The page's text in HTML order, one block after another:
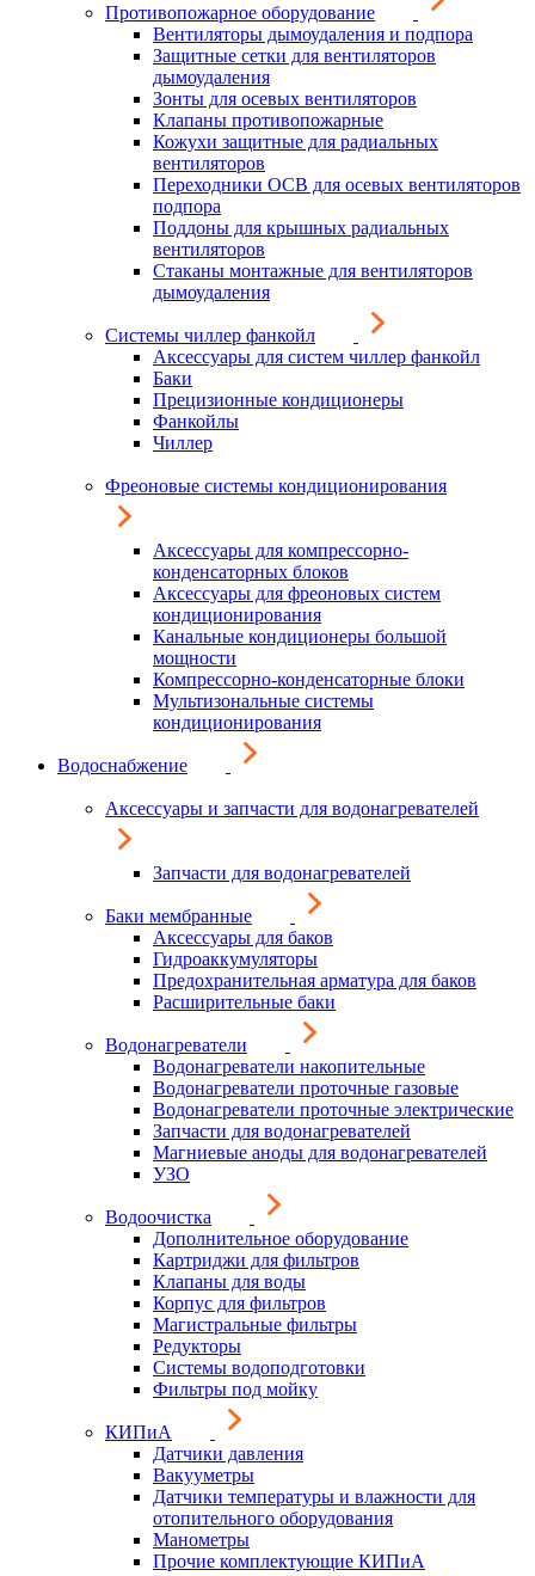
Противопожарное оборудование
Вентиляторы дымоудаления и подпора
Защитные сетки для вентиляторов
дымоудаления
Зонты для осевых вентиляторов
Клапаны противопожарные
Кожухи защитные для радиальных
вентиляторов
Переходники ОСВ для осевых вентиляторов
подпора
Поддоны для крышных радиальных
вентиляторов
Стаканы монтажные для вентиляторов
дымоудаления
Системы чиллер фанкойл
Аксессуары для систем чиллер фанкойл
Баки
Прецизионные кондиционеры
Фанкойлы
Чиллер
Фреоновые системы кондиционирования
Аксессуары для компрессорно-
конденсаторных блоков
Аксессуары для фреоновых систем
кондиционирования
Канальные кондиционеры большой
мощности
Компрессорно-конденсаторные блоки
Мультизональные системы
кондиционирования
Водоснабжение
Аксессуары и запчасти для водонагревателей
Запчасти для водонагревателей
Баки мембранные
Аксессуары для баков
Гидроаккумуляторы
Предохранительная арматура для баков
Расширительные баки
Водонагреватели
Водонагреватели накопительные
Водонагреватели проточные газовые
Водонагреватели проточные электрические
Запчасти для водонагревателей
Магниевые аноды для водонагревателей
УЗО
Водоочистка
Дополнительное оборудование
Картриджи для фильтров
Клапаны для воды
Корпус для фильтров
Магистральные фильтры
Редукторы
Системы водоподготовки
Фильтры под мойку
КИПиА
Датчики давления
Вакууметры
Датчики температуры и влажности для
отопительного оборудования
Манометры
Прочие комплектующие КИПиА